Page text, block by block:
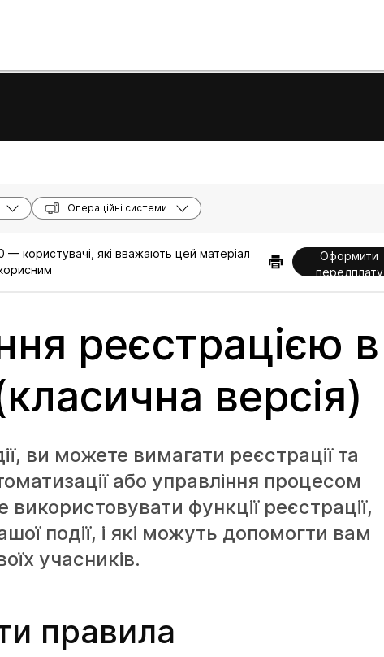
Операційні системи
— користувачі, які вважають цей матеріал
Оформити
передплату
реєстрацією в
версія)
ви можете вимагати реєстрації та
або управління процесом
використовувати функції реєстрації,
події, і які можуть допомогти вам
учасників.
правила